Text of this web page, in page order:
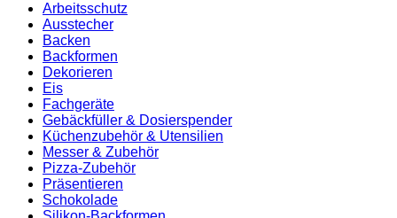
Arbeitsschutz
Ausstecher
Backen
Backformen
Dekorieren
Eis
Fachgeräte
Gebäckfüller & Dosierspender
Küchenzubehör & Utensilien
Messer & Zubehör
Pizza-Zubehör
Präsentieren
Schokolade